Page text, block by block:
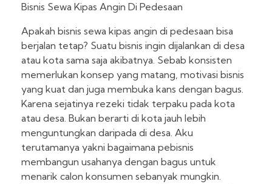
Bisnis Sewa Kipas Angin Di Pedesaan
Apakah bisnis sewa kipas angin di pedesaan bisa
berjalan tetap? Suatu bisnis ingin dijalankan di desa
atau kota sama saja akibatnya. Sebab konsisten
memerlukan konsep yang matang, motivasi bisnis
yang kuat dan juga membuka kans dengan bagus.
Karena sejatinya rezeki tidak terpaku pada kota
atau desa. Bukan berarti di kota jauh lebih
menguntungkan daripada di desa. Aku
terutamanya yakni bagaimana pebisnis
membangun usahanya dengan bagus untuk
menarik calon konsumen sebanyak mungkin.